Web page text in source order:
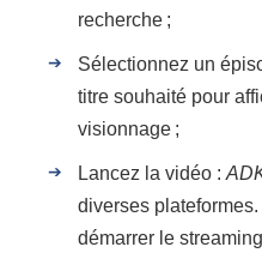
recherche ;
Sélectionnez un
titre souhaité pour
visionnage ;
Lancez la vidéo :
diverses
démarrer le